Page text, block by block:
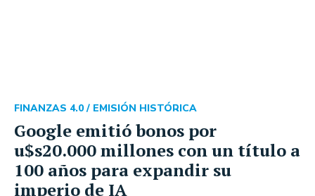
Google emitió bonos por
u$s20.000 millones con un título a
100 años para expandir su
imperio de IA
FINANZAS 4.0 / EMISIÓN HISTÓRICA